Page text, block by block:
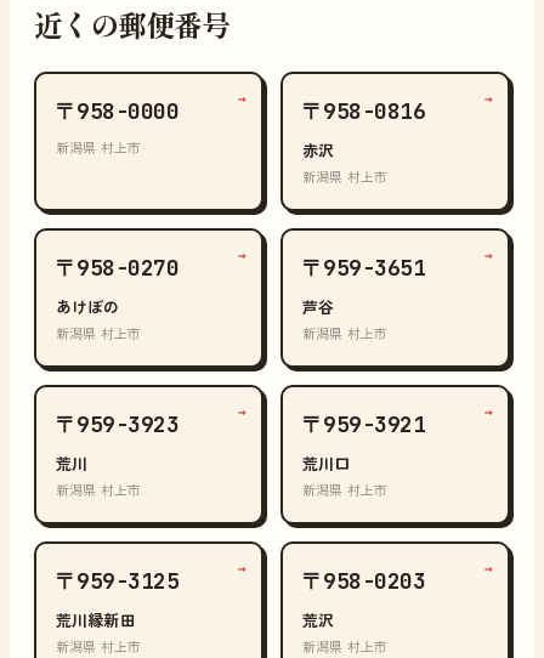
近くの郵便番号
〒958-0000
新潟県 村上市
→ 〒958-0816
赤沢
新潟県 村上市
→
〒958-0270
あけぼの
新潟県 村上市
→ 〒959-3651
芦谷
新潟県 村上市
→
〒959-3923
荒川
新潟県 村上市
→ 〒959-3921
荒川口
新潟県 村上市
→
〒959-3125
荒川縁新田
新潟県 村上市
→ 〒958-0203
荒沢
新潟県 村上市
→